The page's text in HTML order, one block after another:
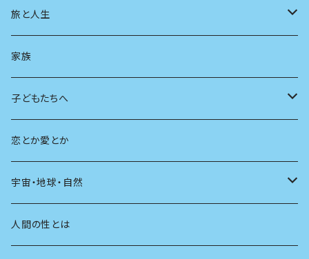
スポーツ
AIと社会
広告
アニメ
日本の芸能
その他
健康
日常生活
学ぶ楽しみ
過去
現在
未来
旅と人生
旅
人生
家族
子どもたちへ
教育
友達
学校
恋とか愛とか
宇宙・地球・自然
動物
人間の性とは